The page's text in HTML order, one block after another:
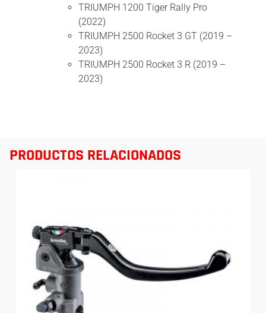
TRIUMPH 1200 Tiger Rally Pro
(2022)
TRIUMPH 2500 Rocket 3 GT (2019 –
2023)
TRIUMPH 2500 Rocket 3 R (2019 –
2023)
PRODUCTOS RELACIONADOS